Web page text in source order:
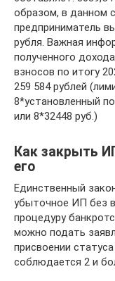
образом, в данном
предприниматель
рубля. Важная
полученного
взносов по итогу
259 584 рублей
8*установленный
или 8*32448 руб.)
Как закрыть
его
Единственный
убыточное ИП без
процедуру
можно подать
присвоении
соблюдается 2 и